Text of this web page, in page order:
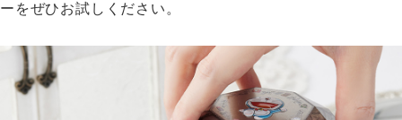
ーをぜひお試しください。